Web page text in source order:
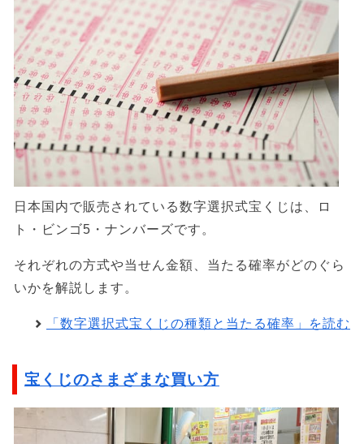
日本国内で販売されている数字選択式宝くじは、ロ
ト・ビンゴ5・ナンバーズです。
それぞれの方式や当せん金額、当たる確率がどのぐら
いかを解説します。
「数字選択式宝くじの種類と当たる確率」を読む
宝くじのさまざまな買い方